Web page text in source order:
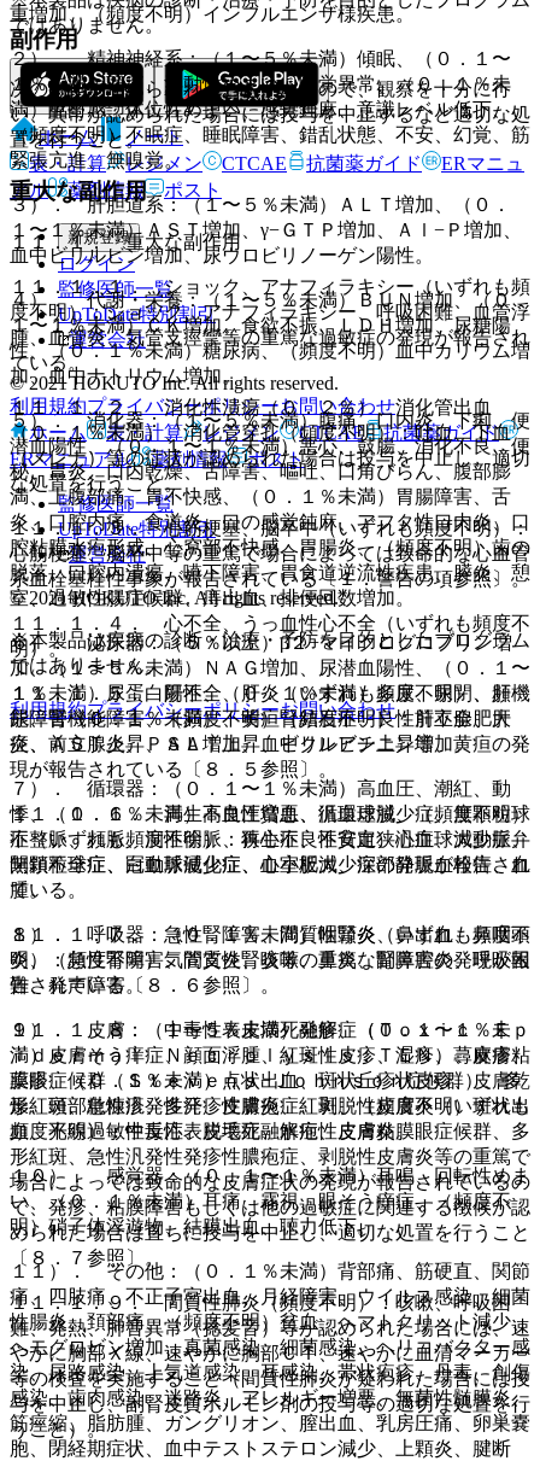
重増加、（頻度不明）インフルエンザ様疾患。
２）． 精神神経系：（１〜５％未満）傾眠、（０．１〜
１％未満）頭痛、浮動性めまい、味覚異常、（０．１％未
満）酩酊感、体位性めまい、感覚鈍麻、意識レベル低下、
（頻度不明）不眠症、睡眠障害、錯乱状態、不安、幻覚、筋
緊張亢進、無嗅覚。
３）． 肝胆道系：（１〜５％未満）ＡＬＴ増加、（０．
１〜１％未満）ＡＳＴ増加、γ−ＧＴＰ増加、Ａｌ−Ｐ増加、
血中ビリルビン増加、尿ウロビリノーゲン陽性。
４）． 代謝・栄養：（１〜５％未満）ＢＵＮ増加、（０．
１〜１％未満）ＣＫ増加、食欲不振、ＬＤＨ増加、尿糖陽
性、（０．１％未満）糖尿病、（頻度不明）血中カリウム増
加、血中ナトリウム増加。
５）． 消化器：（１〜５％未満）腹痛、口内炎、下痢、便
潜血陽性、（０．１〜１％未満）悪心、鼓腸、消化不良、便
秘、胃炎、口内乾燥、舌障害、嘔吐、口角びらん、腹部膨
満、上腹部痛、胃不快感、（０．１％未満）胃腸障害、舌
炎、口腔内痛、食道炎、口の感覚鈍麻、アフタ性口内炎、口
腔粘膜水疱形成、心窩部不快感、胃腸炎、（頻度不明）歯の
脱落、口腔内潰瘍、嚥下障害、胃食道逆流性疾患、膵炎、憩
室、過敏性腸症候群、痔出血、排便回数増加。
６）． 泌尿器：（５％以上）β２−マイクログロブリン増
加、（１〜５％未満）ＮＡＧ増加、尿潜血陽性、（０．１〜
１％未満）尿蛋白陽性、（０．１％未満）多尿、尿閉、頻
尿、腎機能障害、（頻度不明）腎結石症、良性前立腺肥大
症、前立腺炎、ＰＳＡ増加、血中クレアチニン増加。
７）． 循環器：（０．１〜１％未満）高血圧、潮紅、動
悸、（０．１％未満）高血圧増悪、循環虚脱、（頻度不明）
不整脈、頻脈、洞性徐脈、狭心症、不安定狭心症、大動脈弁
閉鎖不全症、冠動脈硬化症、心室肥大、深部静脈血栓症、血
腫。
８）． 呼吸器：（０．１％未満）咽頭炎、鼻出血、鼻咽頭
炎、（頻度不明）気管支炎、咳嗽、鼻炎、副鼻腔炎、呼吸困
難、発声障害。
９）． 皮膚：（１〜５％未満）発疹、（０．１〜１％未
満）皮膚そう痒症、顔面浮腫、紅斑性皮疹、湿疹、蕁麻疹、
薬疹、（０．１％未満）点状出血、斑状丘疹状皮疹、皮膚乾
燥、頭部粃糠疹、多汗、皮膚炎、紅斑、（頻度不明）斑状出
血、光線過敏性反応、脱毛症、水疱性皮膚炎。
１０）． 感覚器：（０．１〜１％未満）耳鳴、回転性めま
い、（０．１％未満）耳痛、霧視、眼そう痒症、（頻度不
明）硝子体浮遊物、結膜出血、聴力低下。
１１）． その他：（０．１％未満）背部痛、筋硬直、関節
痛、四肢痛、不正子宮出血、月経障害、ウイルス感染、細菌
性腸炎、頚部痛、（頻度不明）貧血、ヘマトクリット減少、
ヘモグロビン増加、真菌感染、細菌感染、ヘリコバクター感
染、尿路感染、上気道感染、耳感染、帯状疱疹、丹毒、創傷
感染、歯肉感染、迷路炎、アレルギー増悪、無菌性髄膜炎、
筋痙縮、脂肪腫、ガングリオン、膣出血、乳房圧痛、卵巣嚢
胞、閉経期症状、血中テストステロン減少、上顆炎、腱断
副作用
次の副作用があらわれることがあるので、観察を十分に行
い、異常が認められた場合には投与を中止するなど適切な処
置を行うこと。
重大な副作用
１１．１． 重大な副作用
１１．１．１． ショック、アナフィラキシー（いずれも頻
度不明）：ショック、アナフィラキシー、呼吸困難、血管浮
腫、血管炎、気管支痙攣等の重篤な過敏症の発現が報告され
ている。
１１．１．２． 消化性潰瘍（０．２％）、消化管出血
（０．１％未満）、消化管穿孔（頻度不明）：吐血、下血
（メレナ）等の症状が認められた場合は投与を中止し、適切
な処置を行うこと。
１１．１．３． 心筋梗塞、脳卒中（いずれも頻度不明）：
心筋梗塞、脳卒中等の重篤で場合によっては致命的な心血管
系血栓塞栓性事象が報告されている〔１．警告の項参照〕。
１１．１．４． 心不全、うっ血性心不全（いずれも頻度不
明）。
１１．１．５． 肝不全、肝炎（いずれも頻度不明）、肝機
能障害（０．１％未満）、黄疸（頻度不明）：肝不全、肝
炎、ＡＳＴ上昇、ＡＬＴ上昇、ビリルビン上昇等、黄疸の発
現が報告されている〔８．５参照〕。
１１．１．６． 再生不良性貧血、汎血球減少症、無顆粒球
症（いずれも頻度不明）：再生不良性貧血、汎血球減少症、
無顆粒球症、白血球減少症、血小板減少症の発現が報告され
ている。
１１．１．７． 急性腎障害、間質性腎炎（いずれも頻度不
明）：急性腎障害、間質性腎炎等の重篤な腎障害の発現が報
告されている〔８．６参照〕。
１１．１．８． 中毒性表皮壊死融解症（Ｔｏｘｉｃ Ｅｐ
ｉｄｅｒｍａｌ Ｎｅｃｒｏｌｙｓｉｓ：ＴＥＮ）、皮膚粘
膜眼症候群（Ｓｔｅｖｅｎｓ−Ｊｏｈｎｓｏｎ症候群）、多
形紅斑、急性汎発性発疹性膿疱症、剥脱性皮膚炎（いずれも
頻度不明）：中毒性表皮壊死融解症、皮膚粘膜眼症候群、多
形紅斑、急性汎発性発疹性膿疱症、剥脱性皮膚炎等の重篤で
場合によっては致命的な皮膚症状の発現が報告されているの
で、発疹、粘膜障害もしくは他の過敏症に関連する徴候が認
められた場合は直ちに投与を中止し、適切な処置を行うこと
〔８．７参照〕。
１１．１．９． 間質性肺炎（頻度不明）：咳嗽、呼吸困
難、発熱、肺音異常（捻髪音）等が認められた場合には、速
やかに胸部Ｘ線、速やかに胸部ＣＴ、速やかに血清マーカー
等の検査を実施すること（間質性肺炎が疑われた場合には投
与を中止し、副腎皮質ホルモン剤の投与等の適切な処置を行
うこと）。
ではありません。
ホーム
ノート
表・計算
レジメン CTCAE 抗菌薬ガイド
ERマニュ
アル
薬剤情報 ポスト
新規登録
ログイン
監修医師一覧
UpToDate特別割引
運営会社
© 2021 HOKUTO Inc. All rights reserved.
利用規約プライバシーポリシーお問い合わせ
ホーム
表・計算 レジメン CTCAE
抗菌薬ガイド
ERマニュアル
薬剤情報 ポスト
監修医師一覧
UpToDate特別割引
運営会社
© 2021 HOKUTO Inc. All rights reserved.
※本製品は疾病の診断・治療・予防を目的としたプログラム
ではありません。
利用規約プライバシーポリシーお問い合わせ